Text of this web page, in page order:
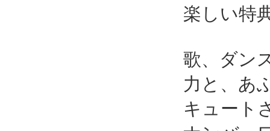
楽しい特
歌、ダン
力と、あ
キュート